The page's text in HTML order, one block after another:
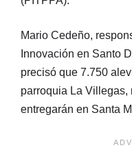
Mario Cedeño,
Innovación en Santo
precisó que 7.750
parroquia La Villegas,
entregarán en Santa